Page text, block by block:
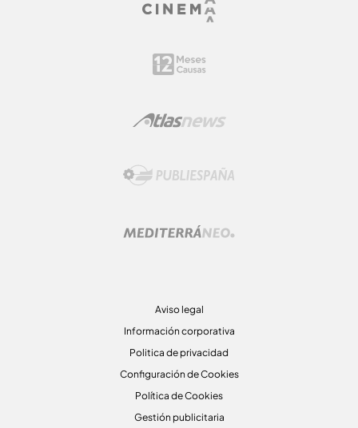
Aviso legal
Información corporativa
Politica de privacidad
Configuración de Cookies
Política de Cookies
Gestión publicitaria